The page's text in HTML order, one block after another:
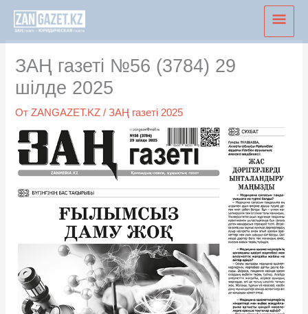
Перейти
содержимому
ЗАҢ газеті №56 (3784) 29
шілде 2025
ОтZANGAZET.KZ/ЗАҢ газеті 2025